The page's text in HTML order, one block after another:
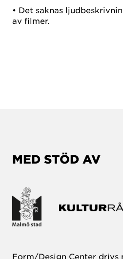
• Det saknas
av filmer.
MED STÖD AV
Form/Design Center drivs